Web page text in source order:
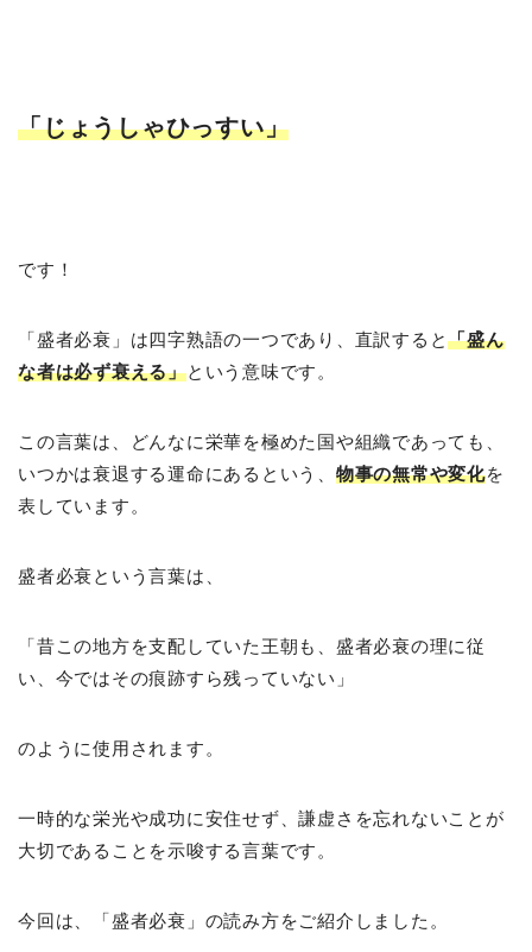
「じょうしゃひっすい」
です！
「盛者必衰」は四字熟語の一つであり、直訳すると「盛ん
な者は必ず衰える」という意味です。
この言葉は、どんなに栄華を極めた国や組織であっても、
いつかは衰退する運命にあるという、 物事の無常や変化を
表しています。
盛者必衰という言葉は、
「昔この地方を支配していた王朝も、盛者必衰の理に従
い、今ではその痕跡すら残っていない」
のように使用されます。
一時的な栄光や成功に安住せず、謙虚さを忘れないことが
大切であることを示唆する言葉です。
今回は、「盛者必衰」の読み方をご紹介しました。